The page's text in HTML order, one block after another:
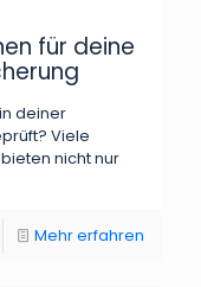
für deine
deiner
Viele
nicht nur
Mehr erfahren